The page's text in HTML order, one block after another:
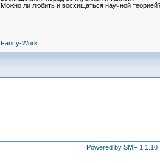
Можно ли любить и восхищаться научной
Fancy-Work
Powered by SMF 1.1.10